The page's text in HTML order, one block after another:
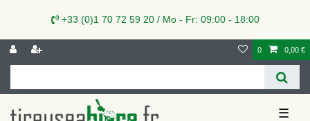
+33 (0)1 70 72 59 20 / Mo - Fr: 09:00 - 18:00
0 0,00 €
☰